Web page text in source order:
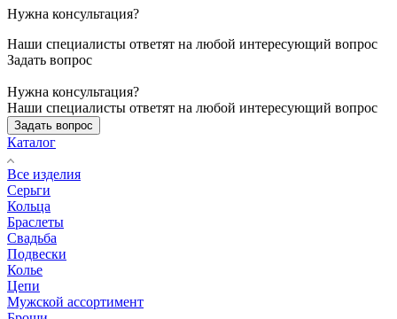
Нужна консультация?
Наши специалисты ответят на любой интересующий вопрос
Задать вопрос
Нужна консультация?
Наши специалисты ответят на любой интересующий вопрос
Задать вопрос
Каталог
Все изделия
Серьги
Кольца
Браслеты
Свадьба
Подвески
Колье
Цепи
Мужской ассортимент